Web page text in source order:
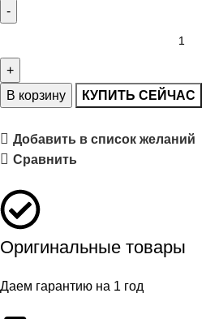
В корзину КУПИТЬ СЕЙЧАС
Добавить в список желаний
Сравнить
Оригинальные товары
Даем гарантию на 1 год